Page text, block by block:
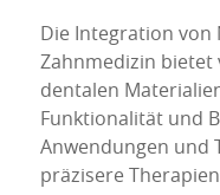
Die Integration
Zahnmedizin bietet
dentalen
Funktionalität und
Anwendungen und
präzisere